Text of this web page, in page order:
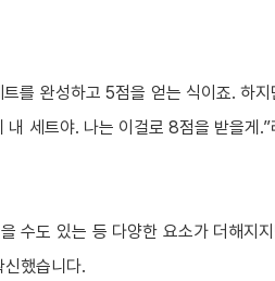
를 완성하고 5점을 얻는 식이죠. 하지
세트야. 나는 이걸로 8점을 받을게
수도 있는 등 다양한 요소가 더해지
했습니다.